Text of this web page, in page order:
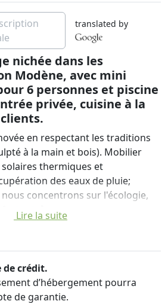
translated by
nichée dans les
Modène, avec mini
6 personnes et piscine
privée, cuisine à la
en respectant les traditions
à la main et bois). Mobilier
thermiques et
des eaux de pluie;
concentrons sur l'écologie,
extrême.
en fait, d'un mini-jacuzzi de la
une kitchenette, d'une
barbecue et table à manger,
La grange a, en outre, une
et est déjà approvisionné
de cuisine.
Lire la suite
de crédit.
d’hébergement pourra
de garantie.